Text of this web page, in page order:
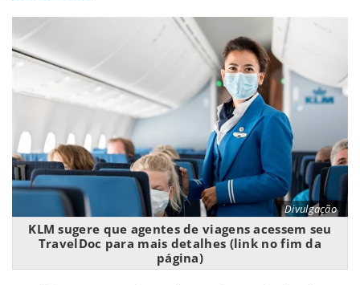
Divulgação
KLM sugere que agentes de viagens acessem seu
TravelDoc para mais detalhes (link no fim da
página)